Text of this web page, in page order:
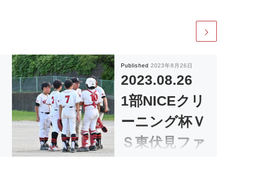
Published 2023年8月26日
2023.08.26
1部NICEクリ
ーニング杯Ｖ
Ｓ東伏見ファ